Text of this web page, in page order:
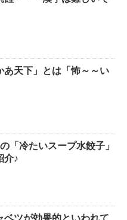
あ天下」とは「怖～～い
「冷たいスープ水餃子」
介♪